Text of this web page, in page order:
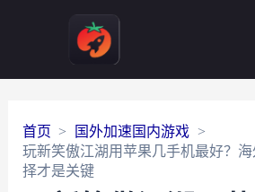
首页
国外加速国内游戏
玩新笑傲江湖用苹果几手机最好？
择才是关键